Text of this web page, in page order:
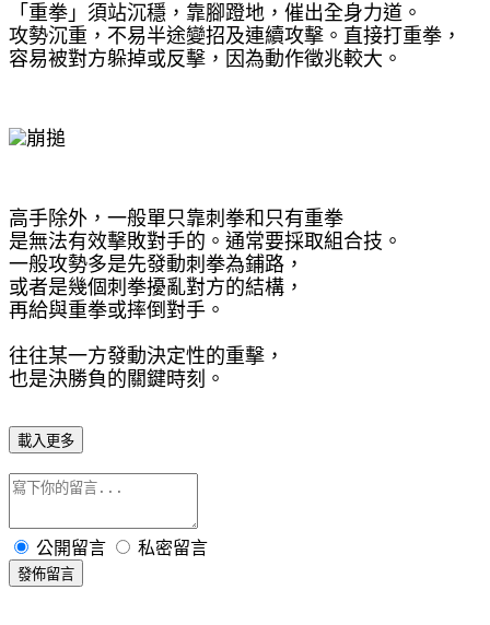
「重拳」須站沉穩，靠腳蹬地，催出全身力道。
攻勢沉重，不易半途變招及連續攻擊。 直接打重拳，
容易被對方躲掉或反擊， 因為動作徵兆較大。
高手除外，一般單只靠刺拳和只有重拳
是無法有效擊敗對手的。通常要採取組合技。
一般攻勢多是先發動刺拳為鋪路，
或者是幾個刺拳擾亂對方的結構，
再給與重拳或摔倒對手。
往往某一方發動決定性的重擊，
也是決勝負的關鍵時刻。
載入更多
公開留言 私密留言
發佈留言